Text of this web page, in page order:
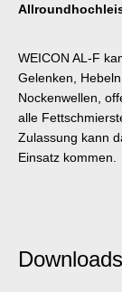
WEICON AL-F
Gelenken,
Nockenwellen,
alle
Zulassung kann
Einsatz kommen.
Downloads